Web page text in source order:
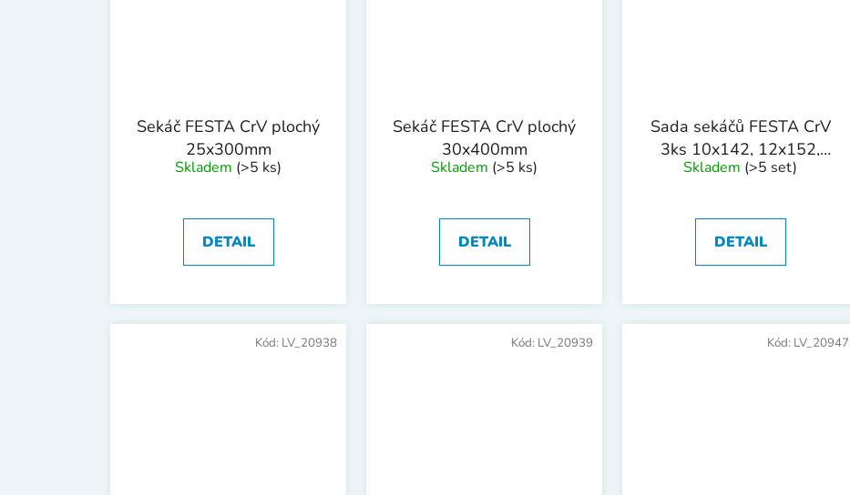
Sekáč FESTA CrV plochý
25x300mm
Skladem (>5 ks)
DETAIL
Sekáč FESTA CrV plochý
30x400mm
Skladem (>5 ks)
DETAIL
Sada sekáčů FESTA CrV
3ks 10x142, 12x152,
16x172mm
Skladem (>5 set)
DETAIL
Kód: LV_20938 Kód: LV_20939 Kód: LV_20947